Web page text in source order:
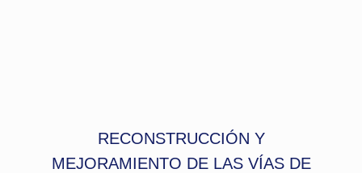
RECONSTRUCCIÓN Y
MEJORAMIENTO DE LAS VÍAS DE